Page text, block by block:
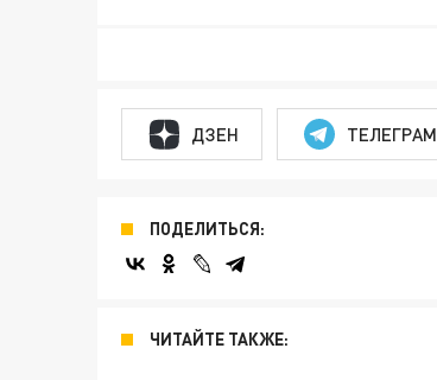
ДЗЕН ТЕЛЕГРАМ
ПОДЕЛИТЬСЯ:
ЧИТАЙТЕ ТАКЖЕ: